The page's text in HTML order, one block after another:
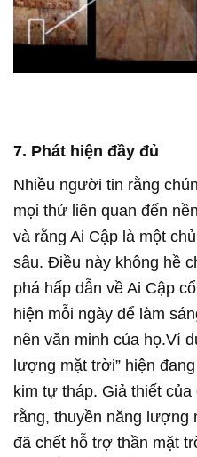
7. Phát hiện đầy đủ
Nhiều người tin rằng
mọi thứ liên quan đến
và rằng Ai Cập là một
sâu. Điều này không hề
phá hấp dẫn về Ai Cập
hiện mỗi ngày để làm
nên văn minh của họ.Ví
lượng mặt trời” hiện
kim tự tháp. Giả thiết
rằng, thuyền năng lượng
đã chết hỗ trợ thần mặt